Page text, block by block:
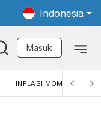
Indonesia
Masuk
INFLASI MOM (MAR)